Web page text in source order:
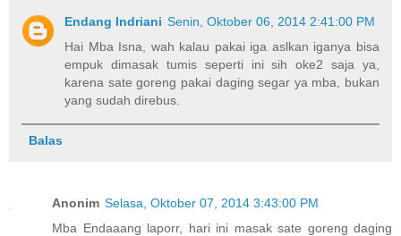
Endang Indriani Senin, Oktober 06, 2014 2:41:00 PM
Hai Mba Isna, wah kalau pakai iga aslkan iganya bisa
empuk dimasak tumis seperti ini sih oke2 saja ya,
karena sate goreng pakai daging segar ya mba, bukan
yang sudah direbus.
Balas
Anonim Selasa, Oktober 07, 2014 3:43:00 PM
Mba Endaaang laporr, hari ini masak sate goreng daging